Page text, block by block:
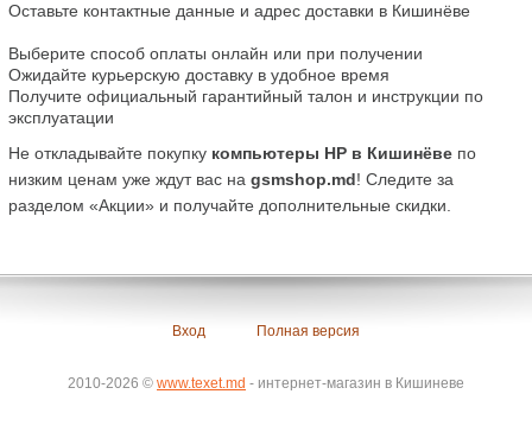
Оставьте контактные данные и адрес доставки в Кишинёве
Выберите способ оплаты онлайн или при получении
Ожидайте курьерскую доставку в удобное время
Получите официальный гарантийный талон и инструкции по
эксплуатации
Не откладывайте покупку компьютеры HP в Кишинёве по
низким ценам уже ждут вас на gsmshop.md! Следите за
разделом «Акции» и получайте дополнительные скидки.
Вход Полная версия
2010-2026 © www.texet.md - интернет-магазин в Кишиневе